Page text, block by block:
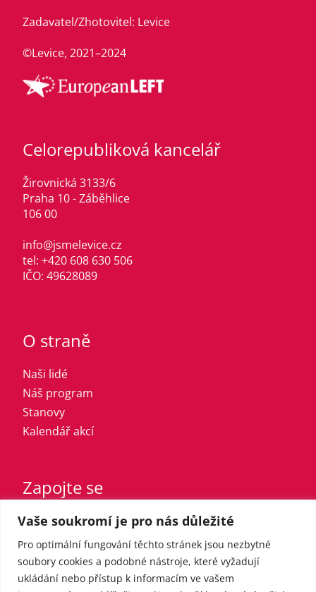
Vaše soukromí je pro nás důležité
Pro optimální fungování těchto stránek jsou nezbytné
soubory cookies a podobné nástroje, které vyžadují
ukládání nebo přístup k informacím ve vašem
Zadavatel/Zhotovitel: Levice
©Levice, 2021–2024
Celorepubliková kancelář
Žirovnická 3133/6
Praha 10 - Záběhlice
106 00
info@jsmelevice.cz
tel: +420 608 630 506
IČO: 49628089
O straně
Naši lidé
Náš program
Stanovy
Kalendář akcí
Zapojte se
Vstupte do strany
Registrovaný sympatizant
Přispějte finančně